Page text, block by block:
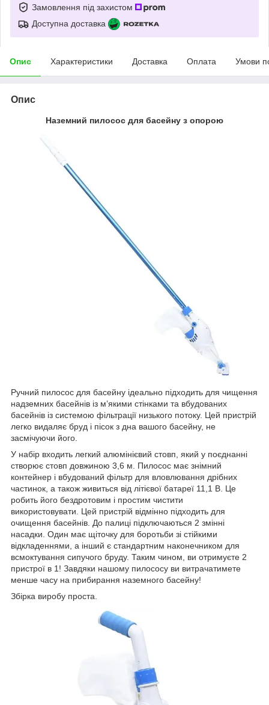
Замовлення під захистом
Доступна доставка
Опис Характеристики Доставка Оплата Умови
Опис
Наземний пилосос для басейну з опорою
Ручний пилосос для басейну ідеально підходить для чищення
надземних басейнів із м’якими стінками та вбудованих
басейнів із системою фільтрації низького потоку. Цей пристрій
легко видаляє бруд і пісок з дна вашого басейну, не
засмічуючи його.
У набір входить легкий алюмінієвий стовп, який у поєднанні
створює стовп довжиною 3,6 м. Пилосос має знімний
контейнер і вбудований фільтр для вловлювання дрібних
частинок, а також живиться від літієвої батареї 11,1 В. Це
робить його бездротовим і простим чистити
використовувати. Цей пристрій відмінно підходить для
очищення басейнів. До палиці підключаються 2 змінні
насадки. Один має щіточку для боротьби зі стійкими
відкладеннями, а інший є стандартним наконечником для
всмоктування сипучого бруду. Таким чином, ви отримуєте 2
пристрої в 1! Завдяки нашому пилососу ви витрачатимете
менше часу на прибирання наземного басейну!
Збірка виробу проста.